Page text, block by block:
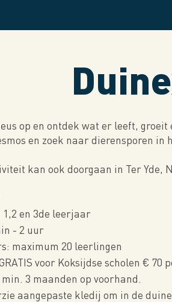
op en ontdek wat er leeft,
en zoek naar dierensporen in
kan ook doorgaan in Ter Yde,
1,2 en 3de leerjaar
- 2 uur
maximum 20 leerlingen
voor Koksijdse scholen € 70
3 maanden op voorhand.
aangepaste kledij om in de